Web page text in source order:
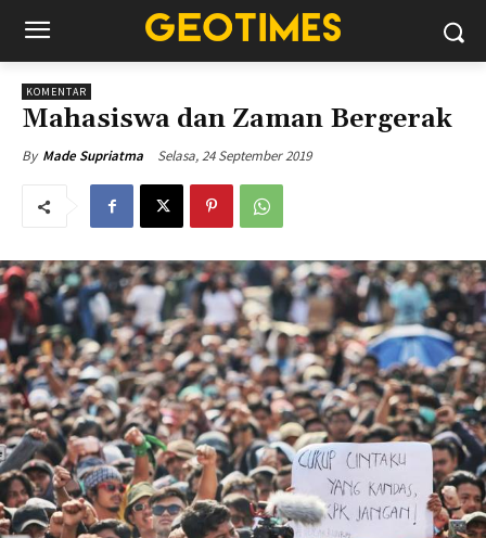
KOMENTAR
Mahasiswa dan Zaman Bergerak
By Made Supriatma Selasa, 24 September 2019